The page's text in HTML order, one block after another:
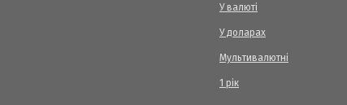
У валюті
У доларах
Мультивалютні
1 рік